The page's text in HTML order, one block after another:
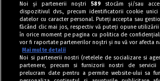
Noi și partenerii noștri 589 stocăm și/sau
dispozitivul dvs., precum identificatorii cookie unici
datelor cu caracter personal. Puteți accepta sau
făcând clic mai jos, respectiv vă puteți opune
în orice moment pe pagina cu politica de
vor fi raportate partenerilor noștri și nu vă vor afecta
Mai multe detalii
Noi si partenerii nostri (retelele de socializare si
partenere, precum si furnizorii nostri de servicii
prelucram date pentru a permite website-ului sa